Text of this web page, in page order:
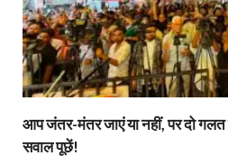
आप जंतर-मंतर जाएं या नहीं, पर दो
सवाल पूछें!